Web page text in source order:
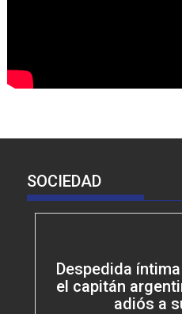
SOCIEDAD
Despedida
el capitán
adiós a